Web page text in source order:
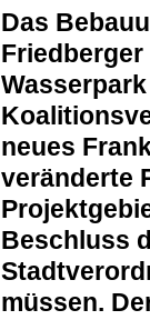
Das
neues
veränderte
Beschluss
müssen.